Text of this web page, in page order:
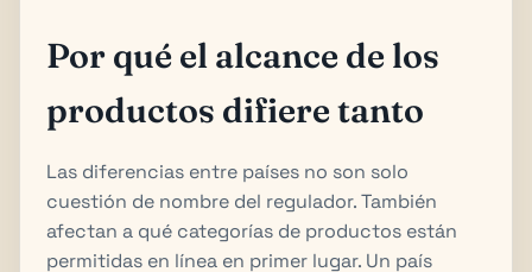
Por qué el alcance de los
productos difiere tanto
Las diferencias entre países no son solo
cuestión de nombre del regulador. También
afectan a qué categorías de productos están
permitidas en línea en primer lugar. Un país